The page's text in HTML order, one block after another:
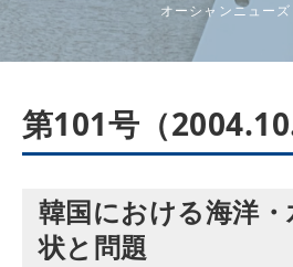
オーシャンニュー
第101号（
韓国における海洋
状と問題